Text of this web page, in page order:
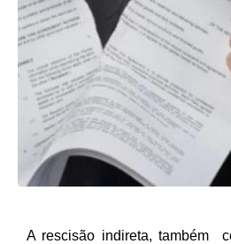
A rescisão indireta, também